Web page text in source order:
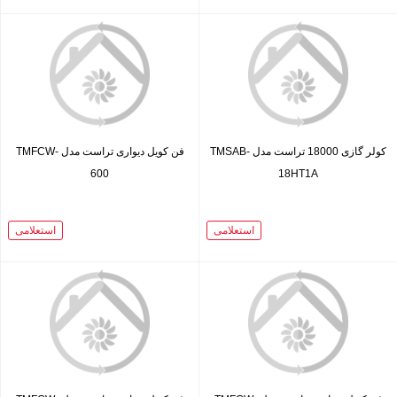
کولر گازی 18000 تراست مدل TMSAB-
18HT1A
استعلامی
فن کویل دیواری تراست مدل TMFCW-
600
استعلامی